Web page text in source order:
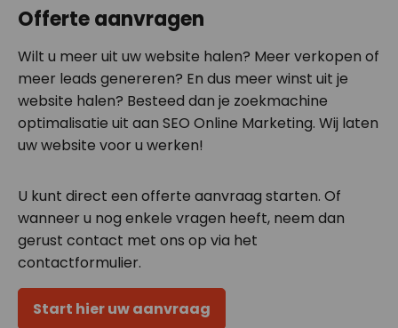
Offerte aanvragen
Wilt u meer uit uw website halen? Meer verkopen of
meer leads genereren? En dus meer winst uit je
website halen? Besteed dan je zoekmachine
optimalisatie uit aan SEO Online Marketing. Wij laten
uw website voor u werken!
U kunt direct een offerte aanvraag starten. Of
wanneer u nog enkele vragen heeft, neem dan
gerust contact met ons op via het
contactformulier.
Start hier uw aanvraag